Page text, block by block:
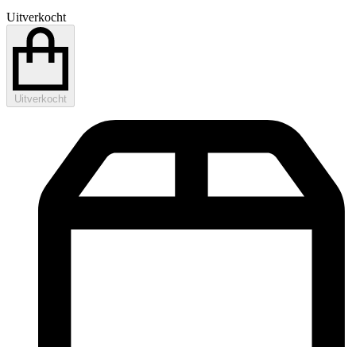
Uitverkocht
Uitverkocht